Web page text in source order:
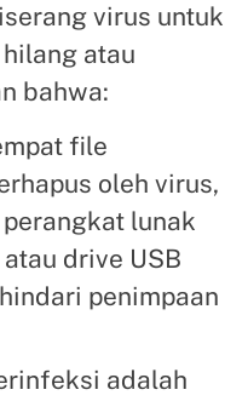
virus untuk
atau
bahwa:
file
oleh virus,
lunak
drive USB
penimpaan
adalah